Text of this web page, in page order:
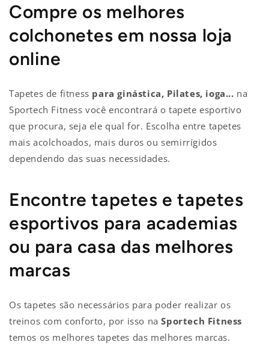
Compre os melhores
colchonetes em nossa loja
online
Tapetes de fitness para ginástica, Pilates, ioga... na
Sportech Fitness você encontrará o tapete esportivo
que procura, seja ele qual for. Escolha entre tapetes
mais acolchoados, mais duros ou semirrígidos
dependendo das suas necessidades.
Encontre tapetes e tapetes
esportivos para academias
ou para casa das melhores
marcas
Os tapetes são necessários para poder realizar os
treinos com conforto, por isso naSportech Fitness
temos os melhores tapetes das melhores marcas.